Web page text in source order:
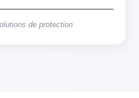
de protection